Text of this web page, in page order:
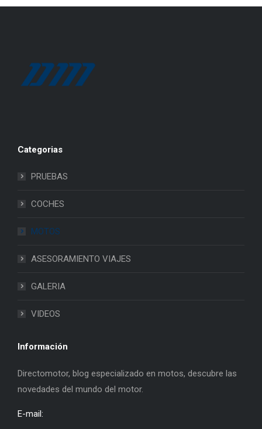
Categorias
PRUEBAS
COCHES
MOTOS
ASESORAMIENTO VIAJES
GALERIA
VIDEOS
Información
Directomotor, blog especializado en motos, descubre las
novedades del mundo del motor.
E-mail: